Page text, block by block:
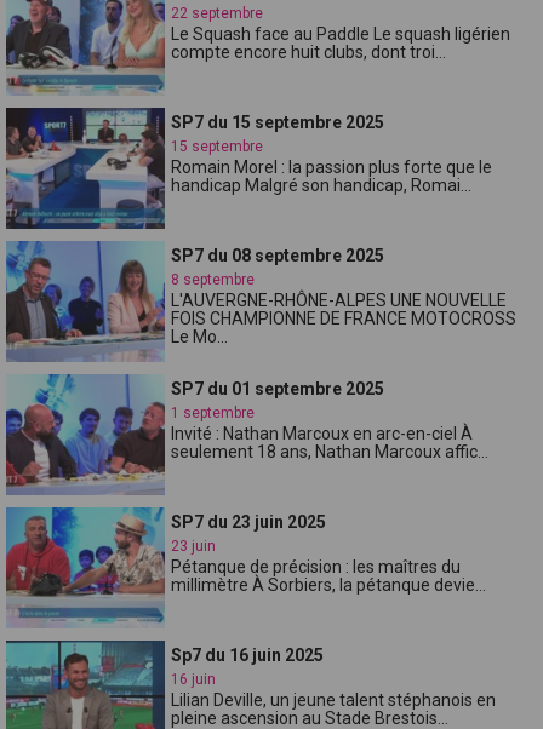
22 septembre
Le Squash face au Paddle Le squash ligérien
compte encore huit clubs, dont troi...
SP7 du 15 septembre 2025
15 septembre
Romain Morel : la passion plus forte que le
handicap Malgré son handicap, Romai...
SP7 du 08 septembre 2025
8 septembre
L'AUVERGNE-RHÔNE-ALPES UNE NOUVELLE
FOIS CHAMPIONNE DE FRANCE MOTOCROSS
Le Mo...
SP7 du 01 septembre 2025
1 septembre
Invité : Nathan Marcoux en arc-en-ciel À
seulement 18 ans, Nathan Marcoux affic...
SP7 du 23 juin 2025
23 juin
Pétanque de précision : les maîtres du
millimètre À Sorbiers, la pétanque devie...
Sp7 du 16 juin 2025
16 juin
Lilian Deville, un jeune talent stéphanois en
pleine ascension au Stade Brestois...